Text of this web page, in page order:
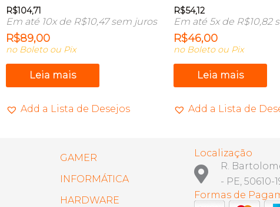
R$104,71
Em até 10x de R$10,47sem juros
R$89,00
no Boleto ou Pix
Leia mais
Add a Lista de Desejos
R$54,12
Em até 5x de R$10,82
R$46,00
no Boleto ou Pix
Leia mais
Add a Lista de
GAMER
INFORMÁTICA
HARDWARE
Localização
R.
- PE, 50610-
Formas de